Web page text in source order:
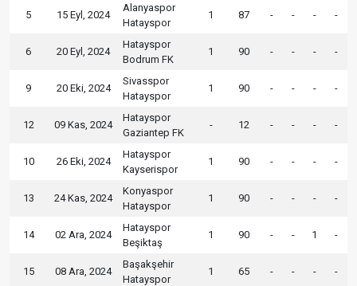
5 15 Eyl, 2024
Alanyaspor
Hatayspor
1 87 - - - -
6 20 Eyl, 2024
Hatayspor
Bodrum FK
1 90 - - - -
9 20 Eki, 2024
Sivasspor
Hatayspor
1 90 - - - -
12 09 Kas, 2024
Hatayspor
Gaziantep FK
- 12 - - - -
10 26 Eki, 2024
Hatayspor
Kayserispor
1 90 - - - -
13 24 Kas, 2024
Konyaspor
Hatayspor
1 90 - - - -
14 02 Ara, 2024
Hatayspor
Beşiktaş
1 90 - - 1 -
15 08 Ara, 2024
Başakşehir
Hatayspor
1 65 - - - -